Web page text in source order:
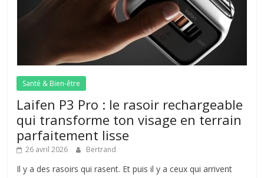
Santé & Bien-être
Laifen P3 Pro : le rasoir rechargeable
qui transforme ton visage en terrain
parfaitement lisse
26 avril 2026 Bertrand
Il y a des rasoirs qui rasent. Et puis il y a ceux qui arrivent